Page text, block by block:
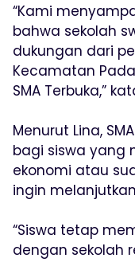
“Kami
bahwa sekolah
dukungan dari
Kecamatan
SMA Terbuka,”
Menurut Lina,
bagi siswa yang
ekonomi atau
ingin
“Siswa tetap
dengan sekolah